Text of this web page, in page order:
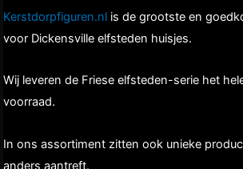
Kerstdorpfiguren.nl is de grootste en
voor Dickensville elfsteden huisjes.
Wij leveren de Friese elfsteden-serie het
voorraad.
In ons assortiment zitten ook unieke
anders aantreft.